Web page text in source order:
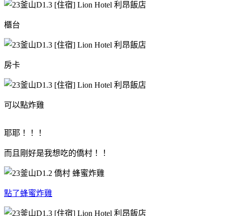
櫃台
房卡
可以點炸雞
耶耶！！！
而且剛好是我想吃的僑村！！
點了蜂蜜炸雞